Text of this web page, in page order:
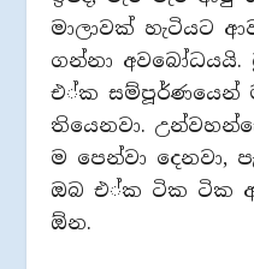
මාලාවක් හැටියට
ගන්නා අවබෝධයයි.
එ්ක සම්පූර්ණයෙන්
තියෙනවා.
ම පෙන්වා දෙනවා,
ඔබ එ්ක ටික ටික
ඕන.